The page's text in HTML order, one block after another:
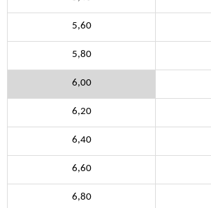
5,60
5,80
6,00
6,20
6,40
6,60
6,80